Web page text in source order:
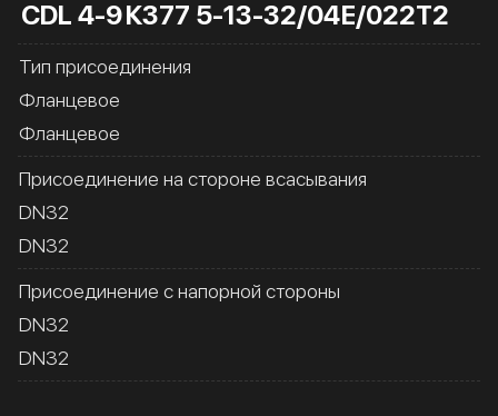
CDL 4-9К377 5-13-32/04Е/022Т2
Тип присоединения
Фланцевое
Фланцевое
Присоединение на стороне всасывания
DN32
DN32
Присоединение с напорной стороны
DN32
DN32